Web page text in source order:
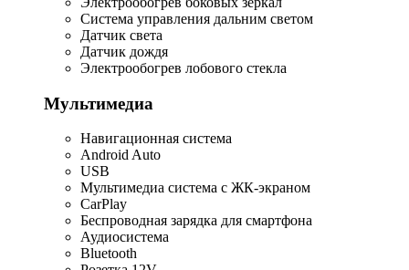
Система управления дальним светом
Датчик света
Датчик дождя
Электрообогрев лобового стекла
Мультимедиа
Навигационная система
Android Auto
USB
Мультимедиа система с ЖК-экраном
CarPlay
Беспроводная зарядка для смартфона
Аудиосистема
Bluetooth